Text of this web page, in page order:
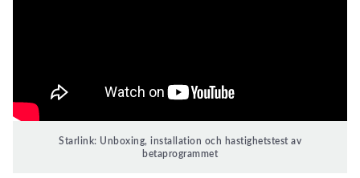
Starlink: Unboxing, installation och hastighetstest av
betaprogrammet